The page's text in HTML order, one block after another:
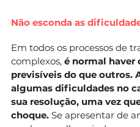
Não esconda as
Em todos os processos de
complexos, é normal haver
previsíveis do que outros.
algumas dificuldades no
sua resolução, uma vez
choque. Se apresentar de